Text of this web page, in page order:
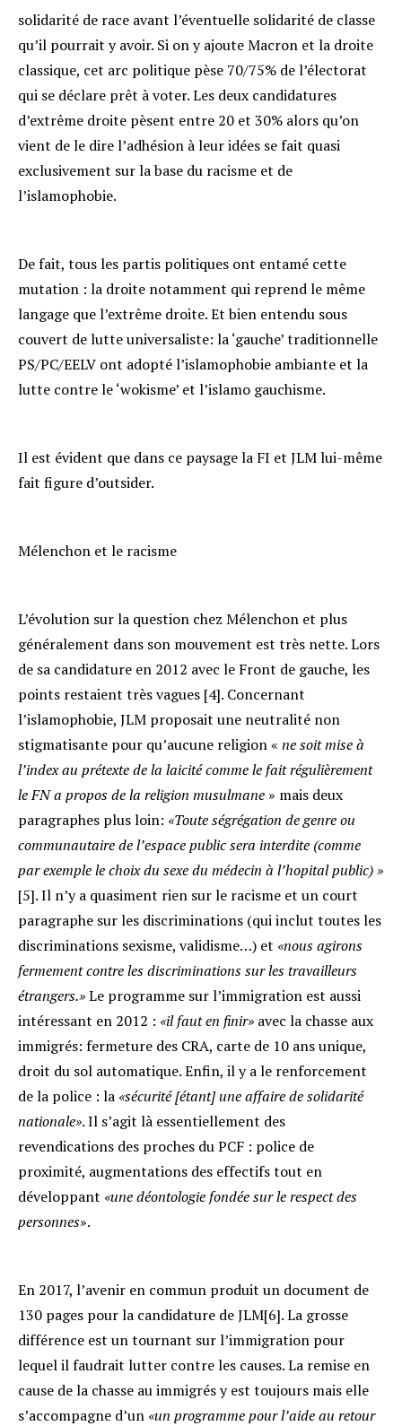
solidarité de race avant l’éventuelle solidarité de classe
qu’il pourrait y avoir. Si on y ajoute Macron et la droite
classique, cet arc politique pèse 70/75% de l’électorat
qui se déclare prêt à voter. Les deux candidatures
d’extrême droite pèsent entre 20 et 30% alors qu’on
vient de le dire l’adhésion à leur idées se fait quasi
exclusivement sur la base du racisme et de
l’islamophobie.
De fait, tous les partis politiques ont entamé cette
mutation : la droite notamment qui reprend le même
langage que l’extrême droite. Et bien entendu sous
couvert de lutte universaliste: la ‘gauche’ traditionnelle
PS/PC/EELV ont adopté l’islamophobie ambiante et la
lutte contre le ‘wokisme’ et l’islamo gauchisme.
Il est évident que dans ce paysage la FI et JLM lui-même
fait figure d’outsider.
Mélenchon et le racisme
L’évolution sur la question chez Mélenchon et plus
généralement dans son mouvement est très nette. Lors
de sa candidature en 2012 avec le Front de gauche, les
points restaient très vagues [4]. Concernant
l’islamophobie, JLM proposait une neutralité non
stigmatisante pour qu’aucune religion « ne soit mise à
l’index au prétexte de la laicité comme le fait régulièrement
le FN a propos de la religion musulmane » mais deux
paragraphes plus loin: «Toute ségrégation de genre ou
communautaire de l’espace public sera interdite (comme
par exemple le choix du sexe du médecin à l’hopital public) »
[5]. Il n’y a quasiment rien sur le racisme et un court
paragraphe sur les discriminations (qui inclut toutes les
discriminations sexisme, validisme…) et «nous agirons
fermement contre les discriminations sur les travailleurs
étrangers.»Le programme sur l’immigration est aussi
intéressant en 2012 : «il faut en finir» avec la chasse aux
immigrés: fermeture des CRA, carte de 10 ans unique,
droit du sol automatique. Enfin, il y a le renforcement
de la police : la «sécurité [étant] une affaire de solidarité
nationale». Il s’agit là essentiellement des
revendications des proches du PCF : police de
proximité, augmentations des effectifs tout en
développant «une déontologie fondée sur le respect des
personnes».
En 2017, l’avenir en commun produit un document de
130 pages pour la candidature de JLM[6]. La grosse
différence est un tournant sur l’immigration pour
lequel il faudrait lutter contre les causes. La remise en
cause de la chasse au immigrés y est toujours mais elle
s’accompagne d’un «un programme pour l’aide au retour